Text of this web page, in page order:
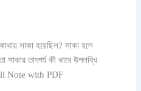
সাকা হয়েছিল? সাকা হলে
সাকার তাৎপর্য কী ভাবে উপলব্ধি
Note with PDF